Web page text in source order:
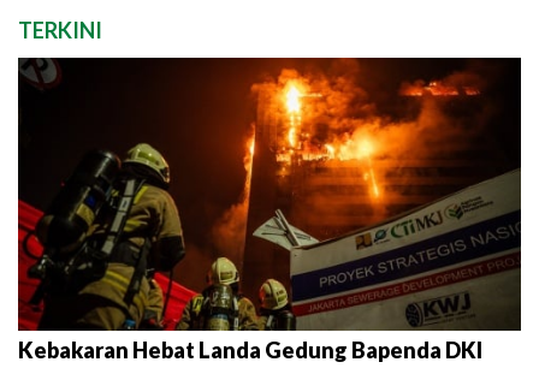
TERKINI
Kebakaran Hebat Landa Gedung Bapenda DKI